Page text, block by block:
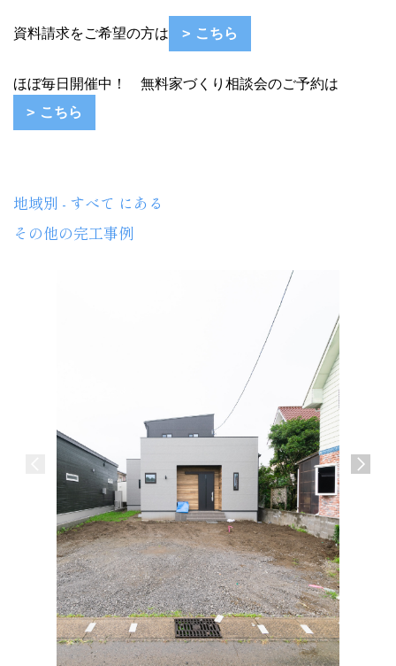
資料請求をご希望の方は こちら
ほぼ毎日開催中！ 無料家づくり相談会のご予約は
こちら
地域別 - すべて にある
その他の完工事例
介護施